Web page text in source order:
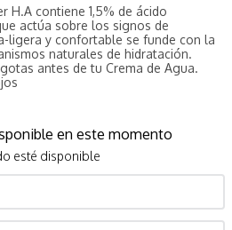
H.A contiene 1,5% de ácido
actúa sobre los signos de
ligera y confortable se funde con la
naturales de hidratación.
antes de tu Crema de Agua.
en este momento
esté disponible